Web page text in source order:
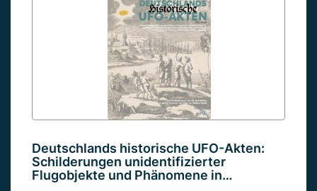
Deutschlands historische UFO-Akten:
Schilderungen unidentifizierter
Flugobjekte und Phänomene in…